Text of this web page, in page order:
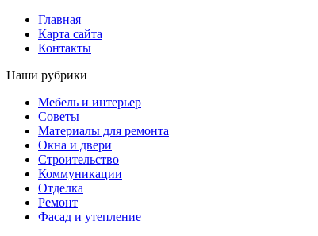
Главная
Карта сайта
Контакты
Наши рубрики
Мебель и интерьер
Советы
Материалы для ремонта
Окна и двери
Строительство
Коммуникации
Отделка
Ремонт
Фасад и утепление